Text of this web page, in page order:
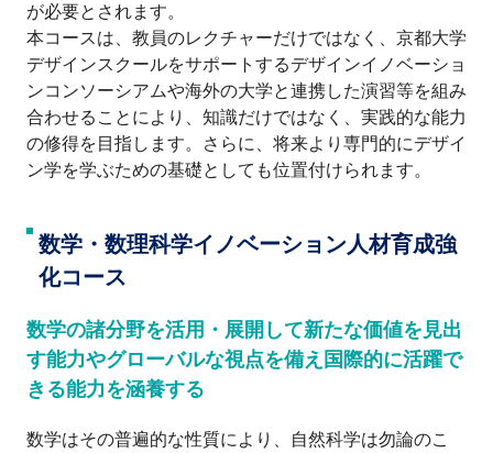
が必要とされます。
本コースは、教員のレクチャーだけではなく、京都大学
デザインスクールをサポートするデザインイノベーショ
ンコンソーシアムや海外の大学と連携した演習等を組み
合わせることにより、知識だけではなく、実践的な能力
の修得を目指します。さらに、将来より専門的にデザイ
ン学を学ぶための基礎としても位置付けられます。
数学・数理科学イノベーション人材育成強
化コース
数学の諸分野を活用・展開して新たな価値を見出
す能力やグローバルな視点を備え国際的に活躍で
きる能力を涵養する
数学はその普遍的な性質により、自然科学は勿論のこ